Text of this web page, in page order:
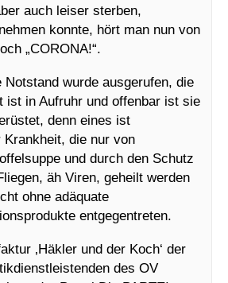
auch leiser sterben,
konnte, hört man nun von
„CORONA!“.
Notstand wurde ausgerufen, die
ist in Aufruhr und offenbar ist sie
denn eines ist
die nur von
und durch den Schutz
äh Viren, geheilt werden
ohne adäquate
entgegentreten.
‚Häkler und der Koch‘ der
des OV